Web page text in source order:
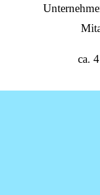
ca.